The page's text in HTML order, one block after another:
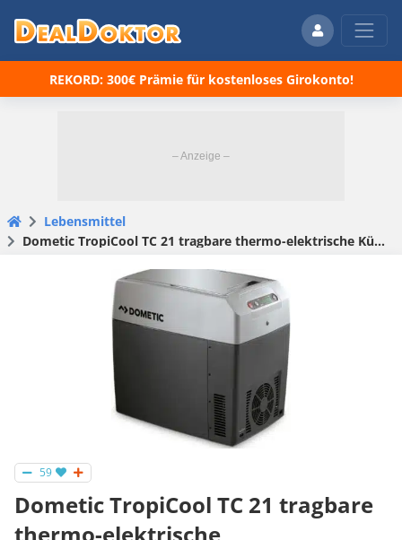
REKORD: 300€ Prämie für kostenloses Girokonto!
Lebensmittel
Dometic TropiCool TC 21 tragbare thermo-elektrische Kühlbox/Heizbox für 49,99€ (statt 99€)
59
Dometic TropiCool TC 21 tragbare